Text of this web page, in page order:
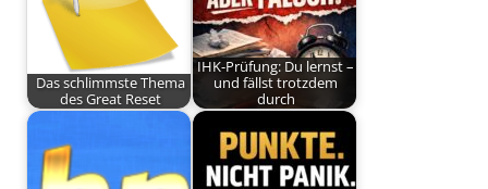
Das schlimmste Thema
des Great Reset
IHK-Prüfung: Du lernst –
und fällst trotzdem
durch